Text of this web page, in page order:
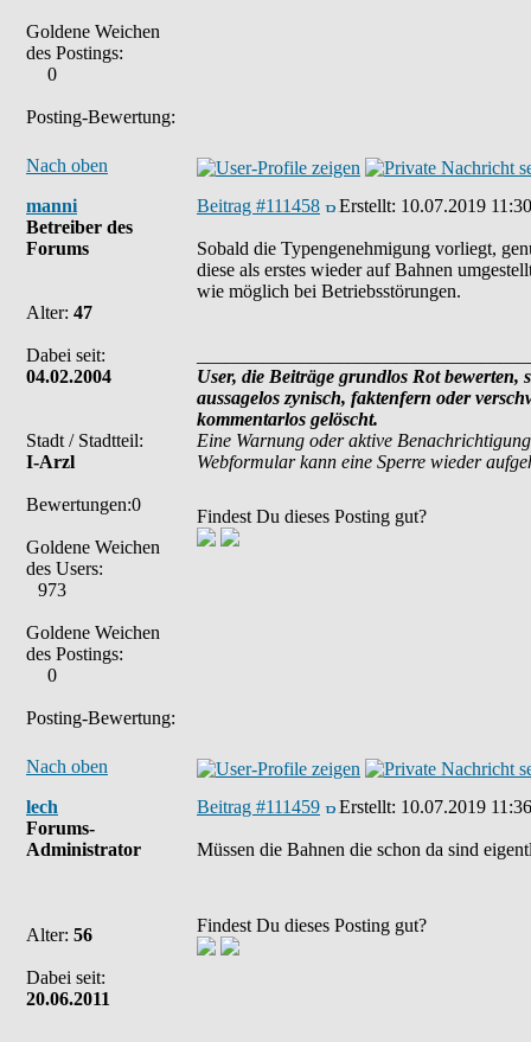
Goldene Weichen
des Postings:
0
Posting-Bewertung:
Nach oben
manni
Betreiber des
Forums
Alter: 47
Dabei seit:
04.02.2004
Stadt / Stadtteil:
I-Arzl
Bewertungen:0
Goldene Weichen
des Users:
973
Goldene Weichen
des Postings:
0
Posting-Bewertung:
Beitrag #111458 Erstellt: 10.07.2019 11:30
Sobald die Typengenehmigung vorliegt,
diese als erstes wieder auf Bahnen
wie möglich bei Betriebsstörungen.
User, die Beiträge grundlos Rot
aussagelos zynisch, faktenfern oder
kommentarlos gelöscht.
Eine Warnung oder aktive
Webformular kann eine Sperre wieder
Findest Du dieses Posting gut?
Nach oben
lech
Forums-
Administrator
Alter: 56
Dabei seit:
20.06.2011
Beitrag #111459 Erstellt: 10.07.2019 11:36
Müssen die Bahnen die schon da sind
Findest Du dieses Posting gut?